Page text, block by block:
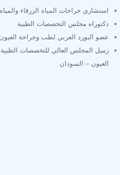
استشاري جراحات المياه الزرقاء والمياه
دكتوراه مجلس التخصصات الطبية
عضو البورد العربي لطب وجراحة العيون
زميل المجلس العالي للتخصصات
العيون – السودان